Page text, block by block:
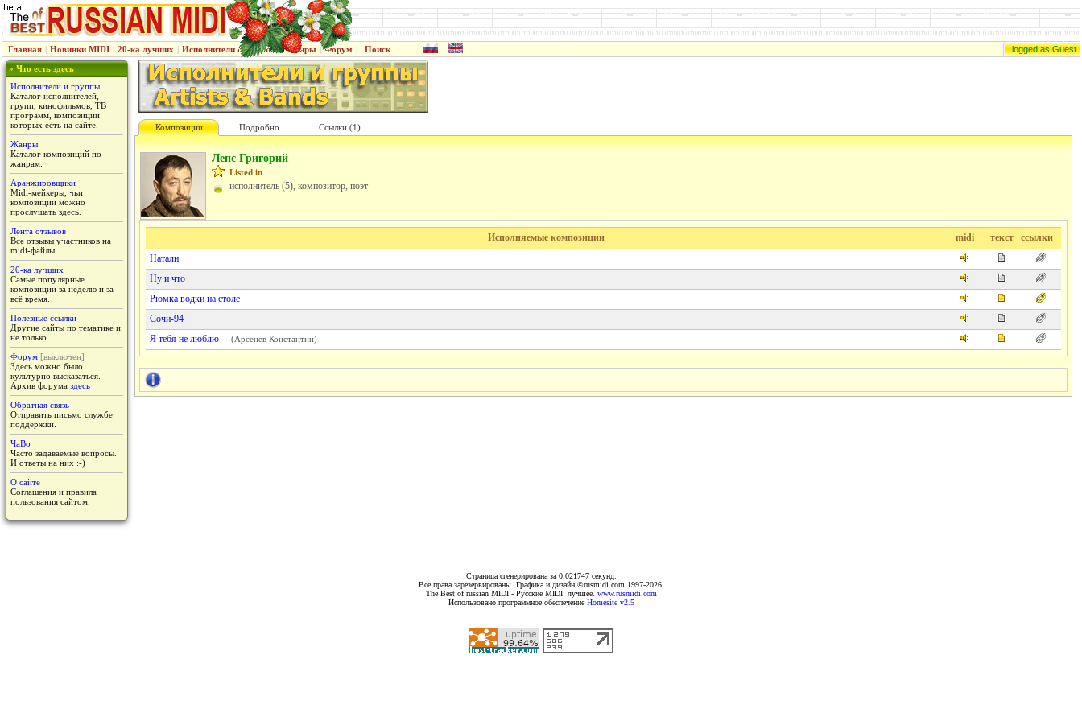
Главная | Новинки MIDI | 20-ка лучших | Исполнители & группы | Жанры | Форум | Поиск
logged as Guest
» Что есть здесь
Исполнители и группы
Каталог исполнителей,
групп, кинофильмов, ТВ
программ, композиции
которых есть на сайте.
Жанры
Каталог композиций по
жанрам.
Аранжировщики
Midi-мейкеры, чьи
композиции можно
прослушать здесь.
Лента отзывов
Все отзывы участников на
midi-файлы
20-ка лучших
Самые популярные
композиции за неделю и за
всё время.
Полезные ссылки
Другие сайты по тематике и
не только.
Форум [выключен]
Здесь можно было
культурно высказаться.
Архив форума здесь
Обратная связь
Отправить письмо службе
поддержки.
ЧаВо
Часто задаваемые вопросы.
И ответы на них :-)
О сайте
Соглашения и правила
пользования сайтом.
Композиции Подробно Ссылки (1)
Лепс Григорий
Listed in
исполнитель (5), композитор, поэт
Исполняемые композиции midi текст
ссылки
Натали
Ну и что
Рюмка водки на столе
Сочи-94
Я тебя не люблю
(Арсенев Константин)
Страница сгенерирована за 0.021747 секунд.
Все права зарезервированы. Графика и дизайн ©rusmidi.com 1997-2026.
The Best of russian MIDI - Русские MIDI: лучшее. www.rusmidi.com
Использовано программное обеспечение Homesite v2.5